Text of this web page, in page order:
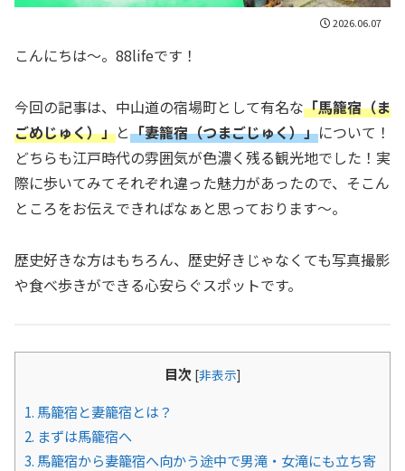
2026.06.07
こんにちは〜。88lifeです！
今回の記事は、中山道の宿場町として有名な「馬籠宿（ま
ごめじゅく）」と「妻籠宿（つまごじゅく）」について！
どちらも江戸時代の雰囲気が色濃く残る観光地でした！実
際に歩いてみてそれぞれ違った魅力があったので、そこん
ところをお伝えできればなぁと思っております〜。
歴史好きな方はもちろん、歴史好きじゃなくても写真撮影
や食べ歩きができる心安らぐスポットです。
目次 [非表示]
1. 馬籠宿と妻籠宿とは？
2. まずは馬籠宿へ
3. 馬籠宿から妻籠宿へ向かう途中で男滝・女滝にも立ち寄